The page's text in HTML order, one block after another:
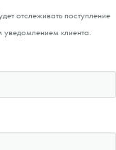
отслеживать поступление
клиента.